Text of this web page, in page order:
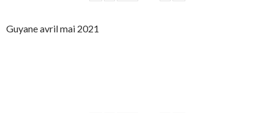
Guyane avril mai 2021